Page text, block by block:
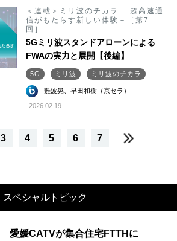
＜連載＞ミリ波のチカラ －超高速通
信がもたらす新しい体験－［第7
回］
5Gミリ波スタンドアローンによる
FWAの実力と展開【後編】
5G ミリ波 ミリ波のチカラ
難波晃、早田和樹（京セラ）
2026.02.19
3 4 5 6 7
スペシャルトピック
愛媛CATVが集合住宅FTTHに